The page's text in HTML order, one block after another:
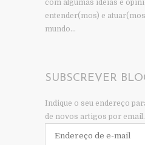
com algumas ideias e
entender(mos) e
mundo…
SUBSCREVER
Indique o seu endereço
de novos artigos por email.